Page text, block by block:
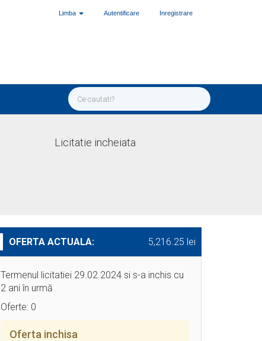
Limba Autentificare Inregistrare
Licitatie incheiata
OFERTA ACTUALA: 5,216.25 lei
Termenul licitatiei 29.02.2024 si s-a inchis cu
2 ani în urmă
Oferte: 0
Oferta inchisa